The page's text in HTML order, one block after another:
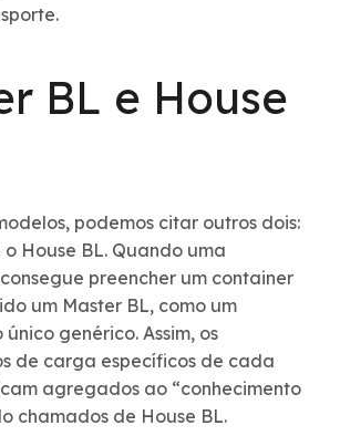
BL e House
podemos citar outros dois:
o House BL. Quando uma
preencher um container
um Master BL, como um
genérico. Assim, os
de carga específicos de cada
agregados ao “conhecimento
chamados de House BL.